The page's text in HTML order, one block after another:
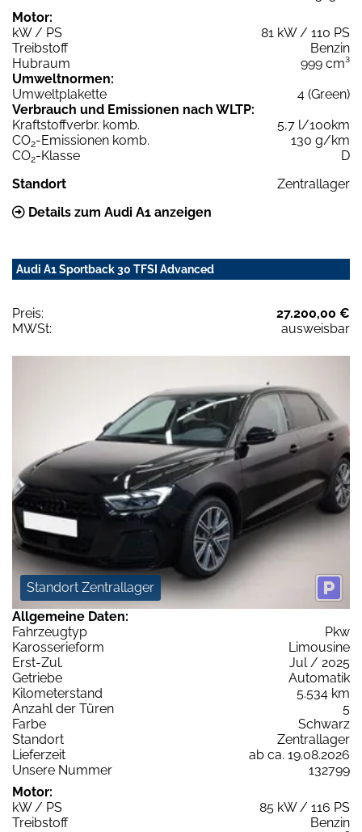
Motor:
kW / PS
81 kW / 110 PS
Treibstoff
Benzin
Hubraum
999 cm³
Umweltnormen:
Umweltplakette
4 (Green)
Verbrauch und Emissionen nach WLTP:
Kraftstoffverbr. komb.
5,7 l/100km
CO2-Emissionen komb.
130 g/km
CO2-Klasse
D
Standort
Zentrallager
Details zum Audi A1 anzeigen
Audi A1 Sportback 30 TFSI Advanced
Preis:
27.200,00 €
MWSt:
ausweisbar
Standort Zentrallager
Allgemeine Daten:
Fahrzeugtyp
Pkw
Karosserieform
Limousine
Erst-Zul.
Jul / 2025
Getriebe
Automatik
Kilometerstand
5.534 km
Anzahl der Türen
5
Farbe
Schwarz
Standort
Zentrallager
Lieferzeit
ab ca. 19.08.2026
Unsere Nummer
132799
Motor:
kW / PS
85 kW / 116 PS
Treibstoff
Benzin